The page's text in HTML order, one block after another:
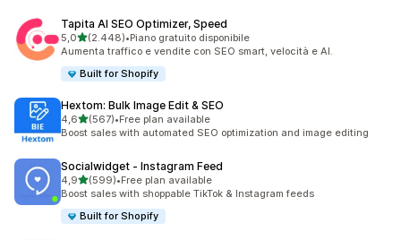
Tapita AI SEO Optimizer, Speed
5,0stelle su 5
(2.448)
2448 recensioni totali
•Piano gratuito disponibile
Aumenta traffico e vendite con SEO smart, velocità e AI.
Built for Shopify
Hextom: Bulk Image Edit & SEO
4,6stelle su 5
(567)
567 recensioni totali
•Free plan available
Boost sales with automated SEO optimization and image editing
Socialwidget ‑ Instagram Feed
4,9stelle su 5
(599)
599 recensioni totali
•Free plan available
Boost sales with shoppable TikTok & Instagram feeds
Built for Shopify